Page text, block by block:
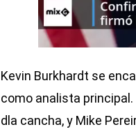
Kevin Burkhardt se
como analista
dla cancha, y Mike